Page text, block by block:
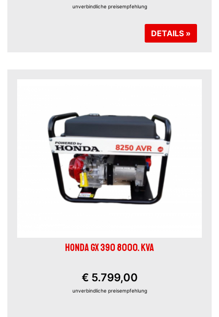
unverbindliche preisempfehlung
DETAILS »
HONDA GX 390 8000. KVA
€ 5.799,00
unverbindliche preisempfehlung